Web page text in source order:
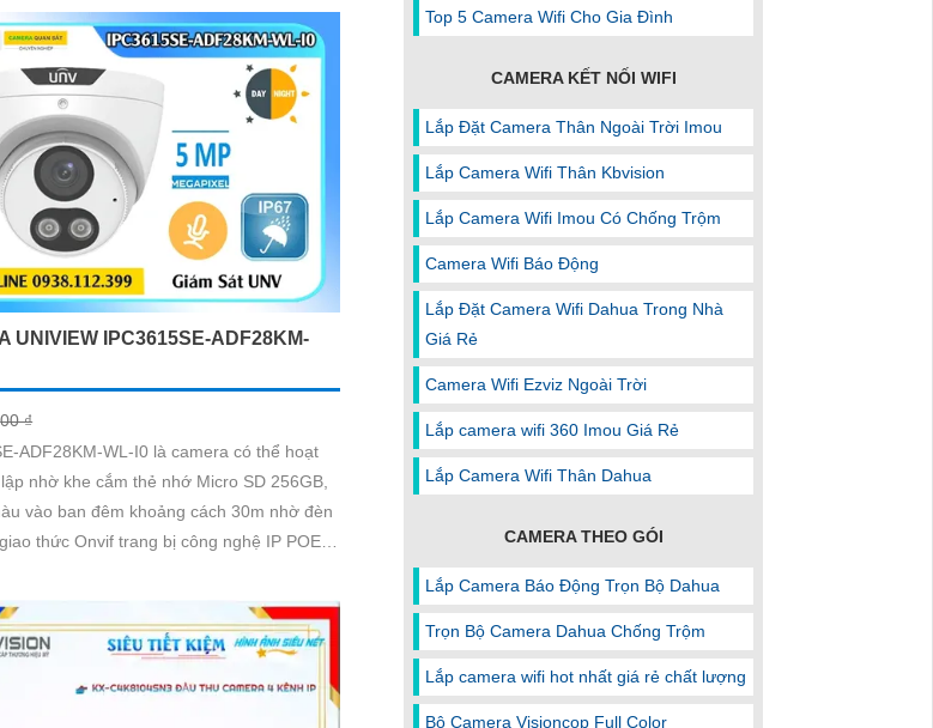
UNIVIEW IPC3615SE-ADF28KM-
00 ₫
ADF28KM-WL-I0 là camera có thể hoạt
nhờ khe cắm thẻ nhớ Micro SD 256GB,
vào ban đêm khoảng cách 30m nhờ đèn
thức Onvif trang bị công nghệ IP POE
120db, độ phân giải 5.0 MP
Top 5 Camera Wifi Cho Gia Đình
CAMERA KẾT NỐI WIFI
Lắp Đặt Camera Thân Ngoài Trời Imou
Lắp Camera Wifi Thân Kbvision
Lắp Camera Wifi Imou Có Chống Trộm
Camera Wifi Báo Động
Lắp Đặt Camera Wifi Dahua Trong Nhà
Giá Rẻ
Camera Wifi Ezviz Ngoài Trời
Lắp camera wifi 360 Imou Giá Rẻ
Lắp Camera Wifi Thân Dahua
CAMERA THEO GÓI
Lắp Camera Báo Động Trọn Bộ Dahua
Trọn Bộ Camera Dahua Chống Trộm
Lắp camera wifi hot nhất giá rẻ chất lượng
Bộ Camera Visioncop Full Color